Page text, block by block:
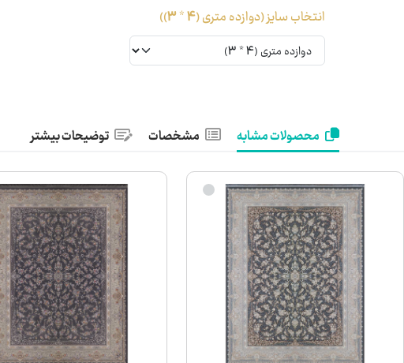
انتخاب سایز(دوازده متری (4 * 3))
محصولات مشابه مشخصات توضیحات بیشتر